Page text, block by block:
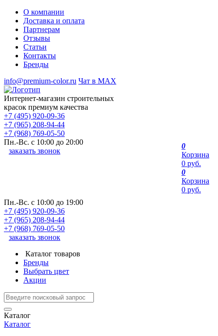
О компании
Доставка и оплата
Партнерам
Отзывы
Статьи
Контакты
Бренды
info@premium-color.ru Чат в MAX
Интернет-магазин строительных
красок премиум качества
+7 (495) 920-09-36
+7 (965) 208-94-44
+7 (968) 769-05-50
Пн.-Вс. с 10:00 до 20:00
заказать звонок
0
Корзина
0 руб.
0
Корзина
0 руб.
Пн.-Вс. с 10:00 до 19:00
+7 (495) 920-09-36
+7 (965) 208-94-44
+7 (968) 769-05-50
заказать звонок
Каталог товаров
Бренды
Выбрать цвет
Акции
Каталог
Каталог